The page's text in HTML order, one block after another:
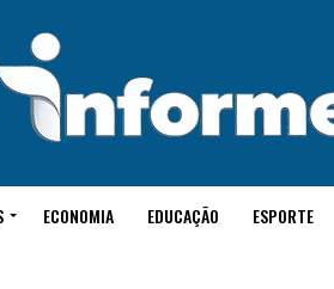
ECONOMIA EDUCAÇÃO ESPORTE